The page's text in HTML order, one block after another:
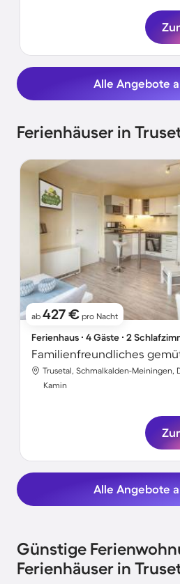
Alle Angebote
Ferienhäuser in
ab 427 € pro Nacht
Ferienhaus ∙ 4 Gäste ∙ 2
Trusetal, Schmalkalden-Meiningen,
Kamin
Alle Angebote
Günstige
Ferienhäuser in